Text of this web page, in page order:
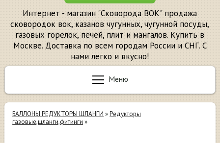
Интернет - магазин "Сковорода ВОК" продажа
сковородок вок, казанов чугунных, чугунной посуды,
газовых горелок, печей, плит и мангалов. Купить в
Москве. Доставка по всем городам России и СНГ. С
нами легко и вкусно!
Меню
БАЛЛОНЫ РЕДУКТОРЫ ШЛАНГИ »Редукторы
газовые,шланги,фитинги »